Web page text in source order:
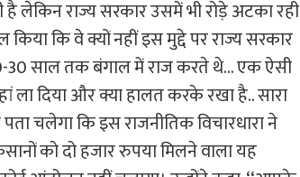
लेकिन राज्य सरकार उसमें भी रोड़े अटका रही
कि वे क्यों नहीं इस मुद्दे पर राज्य सरकार
30 साल तक बंगाल में राज करते थे… एक ऐसी
ला दिया और क्या हालत करके रखा है.. सारा
चलेगा कि इस राजनीतिक विचारधारा ने
को दो हजार रुपया मिलने वाला यह